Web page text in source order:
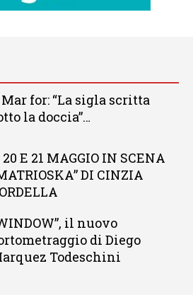
Mar for: “La sigla scritta
la doccia”…
20 E 21 MAGGIO IN SCENA
DI CINZIA
il nuovo
di Diego
Todeschini